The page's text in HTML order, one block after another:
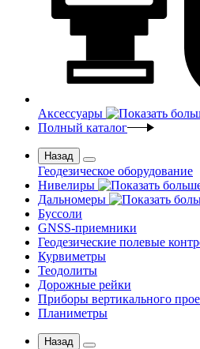
Аксессуары
Полный каталог
Назад
Геодезическое оборудование
Нивелиры
Дальномеры
Буссоли
GNSS-приемники
Геодезические полевые
Курвиметры
Теодолиты
Дорожные рейки
Приборы вертикального
Планиметры
Назад